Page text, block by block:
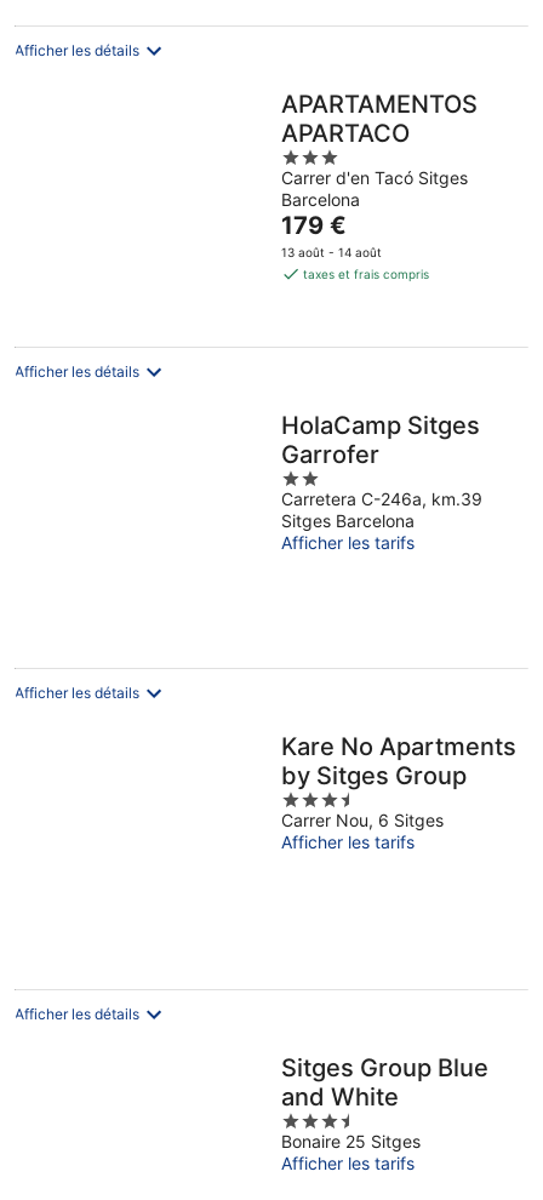
par
Afficher les détails
APARTAMENTOS
APARTACO
3
out
of
5
Carrer d'en Tacó Sitges
Barcelona
Le
prix
est
par
179 €
13 août - 14 août
taxes et frais compris
Afficher les détails
HolaCamp Sitges
Garrofer
2
out
of
5
Carretera C-246a, km.39
Sitges Barcelona
Afficher les tarifs
Afficher les détails
Kare No Apartments
by Sitges Group
3.5
out
of
Carrer Nou, 6 Sitges
Afficher les tarifs
Afficher les détails
Sitges Group Blue
and White
3.5
out
of
Bonaire 25 Sitges
Afficher les tarifs